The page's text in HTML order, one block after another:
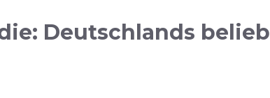
Deutschlands